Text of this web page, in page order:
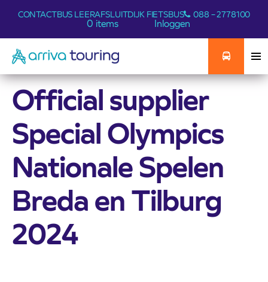
CONTACTBUS LEERAFSLUITDIJK FIETSBUS 088 – 2778100
0 items Inloggen
Official supplier
Special Olympics
Nationale Spelen
Breda en Tilburg
2024